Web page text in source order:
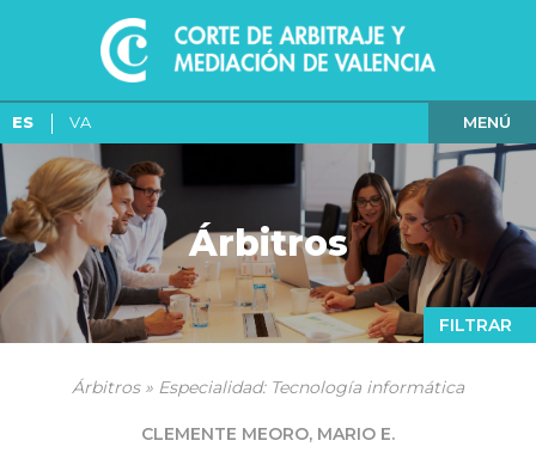
ES VA MENÚ
Árbitros
FILTRAR
Árbitros » Especialidad: Tecnología informática
CLEMENTE MEORO, MARIO E.